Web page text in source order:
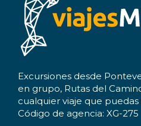
Excursiones desde
en grupo, Rutas del
cualquier viaje que puedas
Código de agencia: XG-275